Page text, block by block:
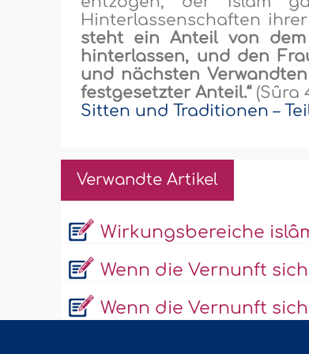
Hinterlassenschaften
steht ein Anteil von
hinterlassen, und den
und nächsten
festgesetzter Anteil.“(Sûra
Sitten und Traditionen –
Verwandte Artikel
Wirkungsbereiche
Wenn die Vernunft
Wenn die Vernunft